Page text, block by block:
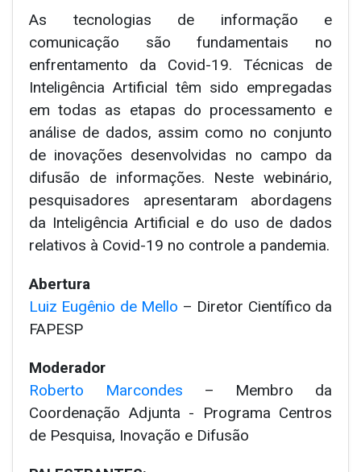
As tecnologias de informação e
comunicação são fundamentais no
enfrentamento da Covid-19. Técnicas de
Inteligência Artificial têm sido empregadas
em todas as etapas do processamento e
análise de dados, assim como no conjunto
de inovações desenvolvidas no campo da
difusão de informações. Neste webinário,
pesquisadores apresentaram abordagens
da Inteligência Artificial e do uso de dados
relativos à Covid-19 no controle a pandemia.
Abertura
Luiz Eugênio de Mello – Diretor Científico da
FAPESP
Moderador
Roberto Marcondes – Membro da
Coordenação Adjunta - Programa Centros
de Pesquisa, Inovação e Difusão